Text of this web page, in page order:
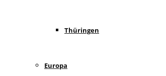
Thüringen
Europa